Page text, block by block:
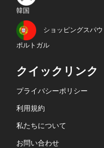
韓国
ショッピングスパウ
ポルトガル
クイックリンク
プライバシーポリシー
利用規約
私たちについて
お問い合わせ